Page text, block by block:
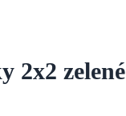
2x2 zelené